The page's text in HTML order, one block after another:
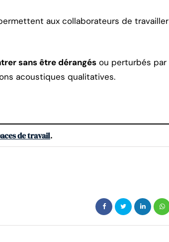
aux collaborateurs de travailler
sans être dérangés ou perturbés par
acoustiques qualitatives.
de travail.